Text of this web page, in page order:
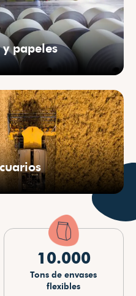
papeles
10.000
Tons de envases
flexibles